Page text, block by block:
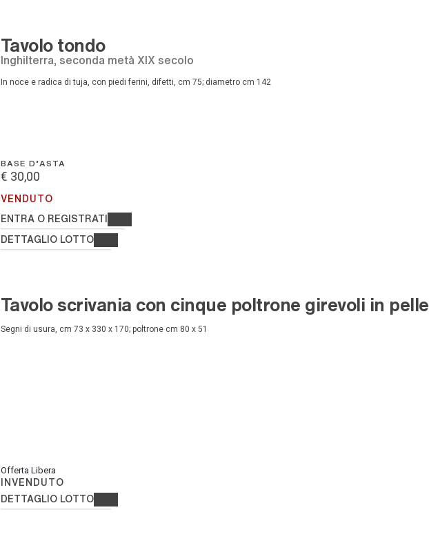
Tavolo tondo
Inghilterra, seconda metà XIX secolo
in noce e radica di tuja, con piedi ferini, difetti, cm 75; diametro cm 142
BASE D'ASTA
€ 30,00
VENDUTO
ENTRA O REGISTRATI
DETTAGLIO LOTTO
Tavolo scrivania con cinque poltrone girevoli in pelle
segni di usura, cm 73 x 330 x 170; poltrone cm 80 x 51
Offerta Libera
INVENDUTO
DETTAGLIO LOTTO